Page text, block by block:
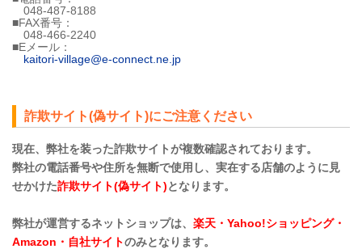
048-487-8188
■FAX番号：
048-466-2240
■Eメール：
kaitori-village@e-connect.ne.jp
詐欺サイト(偽サイト)にご注意ください
現在、弊社を装った詐欺サイトが複数確認されております。
弊社の電話番号や住所を無断で使用し、実在する店舗のように見
せかけた詐欺サイト(偽サイト)となります。
弊社が運営するネットショップは、 楽天・Yahoo!ショッピング・
Amazon・自社サイトのみとなります。